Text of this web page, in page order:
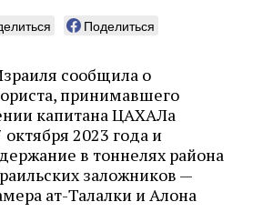
Поделиться
сообщила о
принимавшего
капитана ЦАХАЛа
2023 года и
в тоннелях района
заложников —
ат-Талалки и Алона